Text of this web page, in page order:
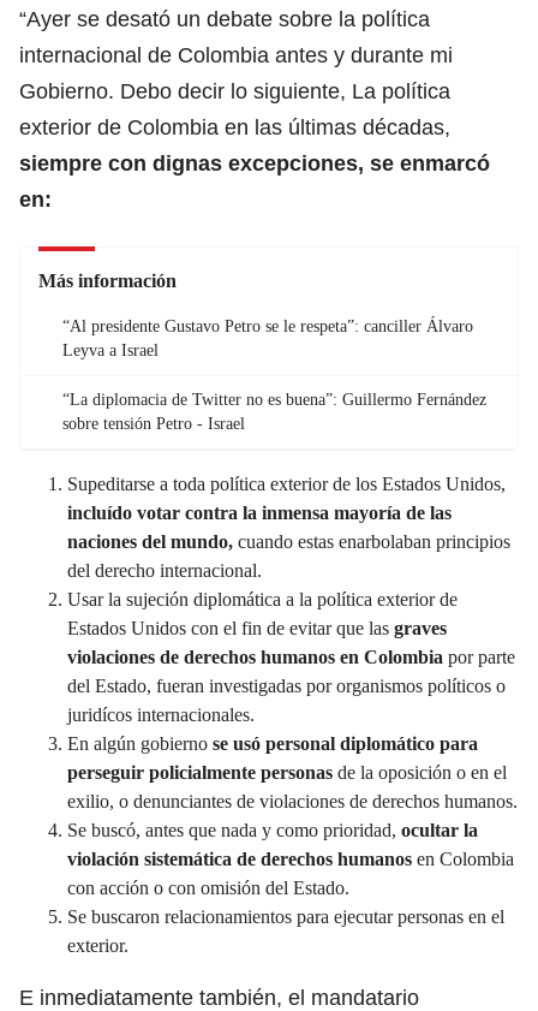
“Ayer se desató un debate sobre la política
internacional de Colombia antes y durante mi
Gobierno. Debo decir lo siguiente, La política
exterior de Colombia en las últimas décadas,
siempre con dignas excepciones, se enmarcó
en:
Más información
“Al presidente Gustavo Petro se le respeta”: canciller Álvaro
Leyva a Israel
“La diplomacia de Twitter no es buena”: Guillermo Fernández
sobre tensión Petro - Israel
Supeditarse a toda política exterior de los Estados Unidos,
incluído votar contra la inmensa mayoría de las
naciones del mundo, cuando estas enarbolaban principios
del derecho internacional.
Usar la sujeción diplomática a la política exterior de
Estados Unidos con el fin de evitar que las graves
violaciones de derechos humanos en Colombia por parte
del Estado, fueran investigadas por organismos políticos o
juridícos internacionales.
En algún gobierno se usó personal diplomático para
perseguir policialmente personas de la oposición o en el
exilio, o denunciantes de violaciones de derechos humanos.
Se buscó, antes que nada y como prioridad, ocultar la
violación sistemática de derechos humanos en Colombia
con acción o con omisión del Estado.
Se buscaron relacionamientos para ejecutar personas en el
exterior.
E inmediatamente también, el mandatario